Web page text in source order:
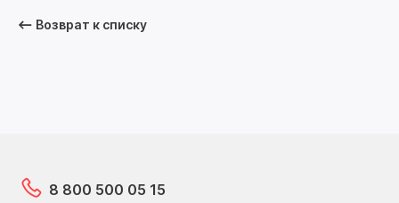
Возврат к списку
8 800 500 05 15